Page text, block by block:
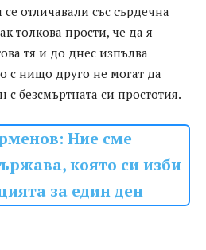
отличавали със сърдечна
толкова прости, че да я
тя и до днес изпълва
с нищо друго не могат да
с безсмъртната си простотия.
Ние сме
която си изби
за един ден